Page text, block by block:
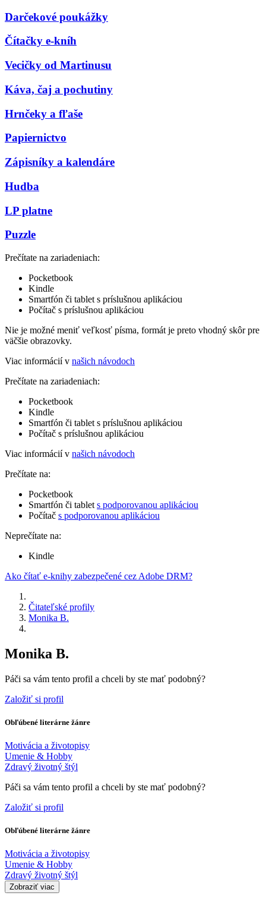
Darčekové poukážky
Čítačky e-kníh
Vecičky od Martinusu
Káva, čaj a pochutiny
Hrnčeky a fľaše
Papiernictvo
Zápisníky a kalendáre
Hudba
LP platne
Puzzle
Prečítate na zariadeniach:
Pocketbook
Kindle
Smartfón či tablet s príslušnou aplikáciou
Počítač s príslušnou aplikáciou
Nie je možné meniť veľkosť písma, formát je preto vhodný skôr pre
väčšie obrazovky.
Viac informácií v našich návodoch
Prečítate na zariadeniach:
Pocketbook
Kindle
Smartfón či tablet s príslušnou aplikáciou
Počítač s príslušnou aplikáciou
Viac informácií v našich návodoch
Prečítate na:
Pocketbook
Smartfón či tablet s podporovanou aplikáciou
Počítač s podporovanou aplikáciou
Neprečítate na:
Kindle
Ako čítať e-knihy zabezpečené cez Adobe DRM?
Čitateľské profily
Monika B.
Monika B.
Páči sa vám tento profil a chceli by ste mať podobný?
Založiť si profil
Obľúbené literárne žánre
Motivácia a životopisy
Umenie & Hobby
Zdravý životný štýl
Páči sa vám tento profil a chceli by ste mať podobný?
Založiť si profil
Obľúbené literárne žánre
Motivácia a životopisy
Umenie & Hobby
Zdravý životný štýl
Zobraziť viac